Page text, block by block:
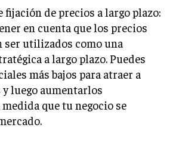
DE PROYECTOS
DE OPERACIONES Y CADENA DE
EMPRESARIAL
Y MEJORA CONTINUA
fijación de precios a largo plazo:
en cuenta que los precios
ser utilizados como una
a largo plazo. Puedes
más bajos para atraer a
luego aumentarlos
que tu negocio se